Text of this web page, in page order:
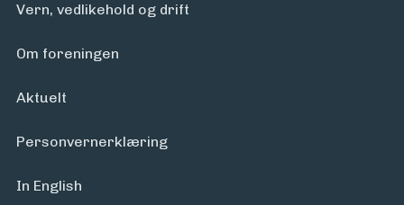
Vern, vedlikehold og drift
Om foreningen
Aktuelt
Personvern­erklæring
In English